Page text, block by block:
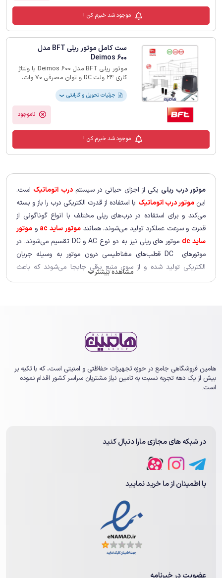
موجود شد خبرم کن !
ست کامل موتور ریلی BFT مدل
Deimos 600
موتور ریلی BFT مدل Deimos 600 با ولتاژ
کاری 24 ولت DC و توان مصرفی 70 وات،
8m مناسب است. سیستم کاهنده سرعت در
ابتدا و انتهای حرکت باعث کاهش ضربه و
صدای عملکرد می‌شود. علاوه‌براین، با مدار
فرمان دیجیتال می‌توان پارامترهای حرکتی را
به‌صورت دقیق تنظیم کرد. همچنین، کنترل
می‌شود که به‌صورت لحظه‌ای فشار وارده را
بررسی می‌کند و بر اساس آن، قدرت موتور را
افزایش استهلاک جلوگیری شود. از سوی دیگر،
وجود میکروسوئیچ محدوده باز و بسته شدن
را به‌صورت مکانیکی مشخص می‌کند. افزون
بر این موارد، قابلیت اتصال به تجهیزات
کنترل تردد متنوع و خلاص‌کن دستی نیز
برای استفاده در مواقع اضطراری لحاظ شده
است. با استاندارد IP54 نیز حفاظت مناسبی
در برابر نفوذ گردوغبار و آب ارائه می‌دهد.
جزئیات تحویل و گارانتی ❯
ناموجود
موجود شد خبرم کن !
موتور درب ریلی یکی از اجزای حیاتی در سیستمدرب اتوماتیک است.
اینموتور درب اتوماتیک با استفاده از قدرت الکتریکی درب را باز و بسته
می‌کند و برای استفاده در درب‌های ریلی مختلف با انواع گوناگونی از
قدرت و سرعت عملکرد تولید می‌شوند. همانندموتور ساید ac و موتور
ساید dc
موتور های ریلی نیز به دو نوع AC و DC تقسیم می‌شوند. در
موتورهای DC قطب‌های مغناطیسی درون موتور به وسیله جریان
الکتریکی تولید شده و از سوی منبع برقی جابجا می‌شوند که باعث
چرخش موتور خواهد شد. در موتورهای AC جریان الکتریکی از نوع AC
راحتی با نیازهای مختلف کاربران سازگار می‌شود.
مکانیزم ریلی است که برای حرکت درب‌ها به کار می‌رود. انواع موتور ریلی
مشاهده بیشتر ❯
هامین فروشگاهی جامع در حوزه تجهیزات حفاظتی و امنیتی است، که با تکیه بر
بیش از یک ‏دهه تجربه نسبت به تامین نیاز مشتریان سراسر کشور اقدام نموده
است.
در شبکه های مجازی مارا دنبال کنید
با اطمینان از ما خرید نمایید
عضویت در خبرنامه